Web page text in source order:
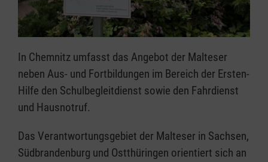
In Chemnitz umfasst das Angebot der Malteser
neben Aus- und Fortbildungen im Bereich der Ersten-
Hilfe den Schulbegleitdienst sowie den Fahrdienst
und Hausnotruf.
Das Verantwortungsgebiet der Malteser in Sachsen,
Südbrandenburg und Ostthüringen orientiert sich an